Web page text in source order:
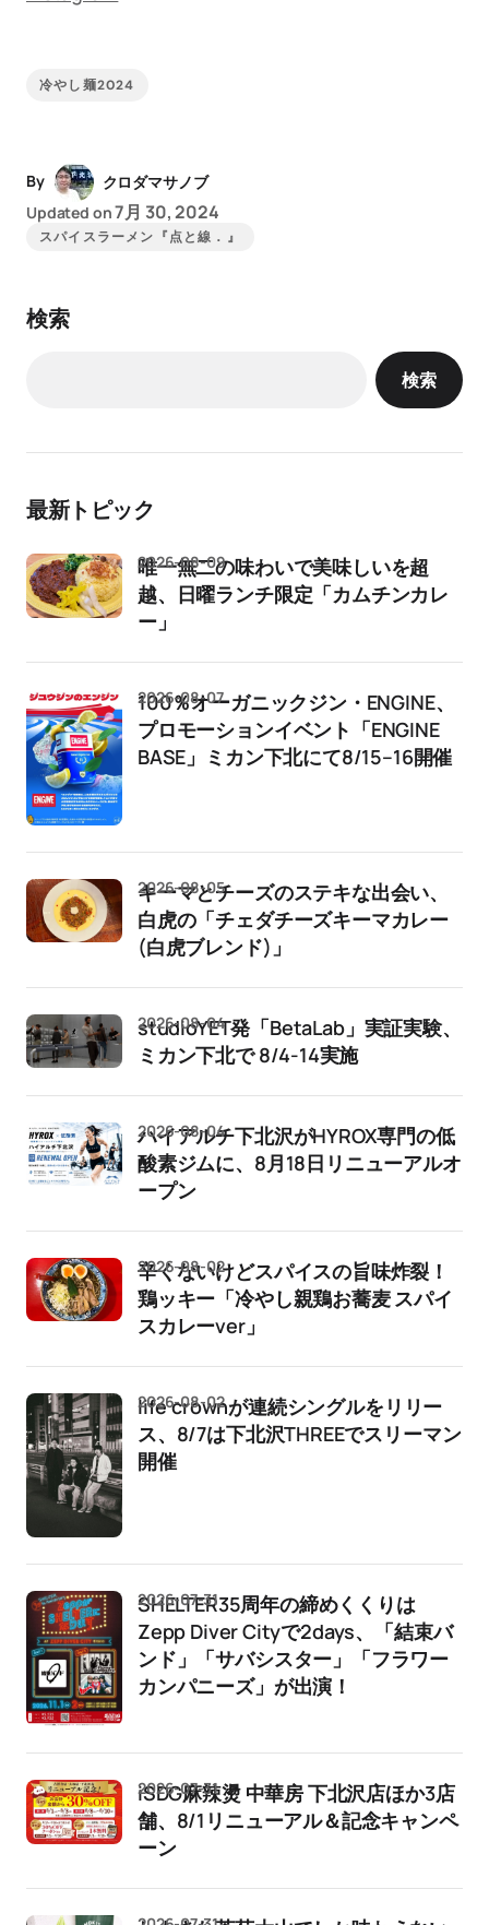
冷やし麺2024
By
クロダマサノブ
Updated on7月 30, 2024
スパイスラーメン『点と線．』
検索
検索
最新トピック
唯一無二の味わいで美味しいを超
越、日曜ランチ限定「カムチンカレ
ー」
2026-08-09
100％オーガニックジン・ENGINE、
プロモーションイベント「ENGINE
BASE」ミカン下北にて8/15–16開催
2026-08-07
キーマとチーズのステキな出会い、
白虎の「チェダチーズキーマカレー
(白虎ブレンド)」
2026-08-05
studioYET発「BetaLab」実証実験、
ミカン下北で 8/4-14実施
2026-08-04
ハイアルチ下北沢がHYROX専門の低
酸素ジムに、8月18日リニューアルオ
ープン
2026-08-04
辛くないけどスパイスの旨味炸裂！
鶏ッキー「冷やし親鶏お蕎麦 スパイ
スカレーver」
2026-08-02
life crownが連続シングルをリリー
ス、8/7は下北沢THREEでスリーマン
開催
2026-08-02
SHELTER35周年の締めくくりは
Zepp Diver Cityで2days、「結束バ
ンド」「サバシスター」「フラワー
カンパニーズ」が出演！
2026-07-31
iSDG麻辣燙 中華房 下北沢店ほか3店
舗、8/1リニューアル＆記念キャンペ
ーン
2026-07-31